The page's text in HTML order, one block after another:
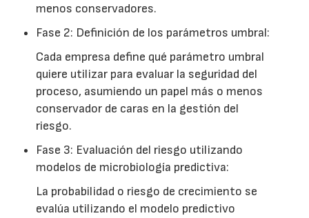
menos conservadores.
Fase 2: Definición de los parámetros umbral:
Cada empresa define qué parámetro umbral
quiere utilizar para evaluar la seguridad del
proceso, asumiendo un papel más o menos
conservador de caras en la gestión del
riesgo.
Fase 3: Evaluación del riesgo utilizando
modelos de microbiología predictiva:
La probabilidad o riesgo de crecimiento se
evalúa utilizando el modelo predictivo